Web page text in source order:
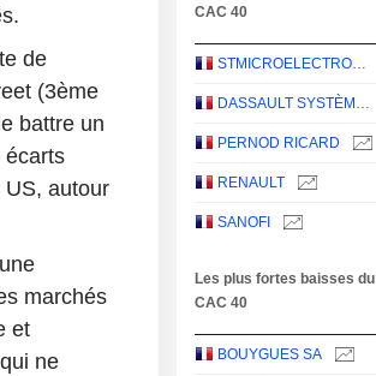
de
(3ème
battre un
écarts
autour
marchés
et
ne
CAC 40
STMICROELECTRONICS N.V.
DASSAULT SYSTÈMES SE
PERNOD RICARD
RENAULT
SANOFI
Les plus fortes baisses du
CAC 40
BOUYGUES SA